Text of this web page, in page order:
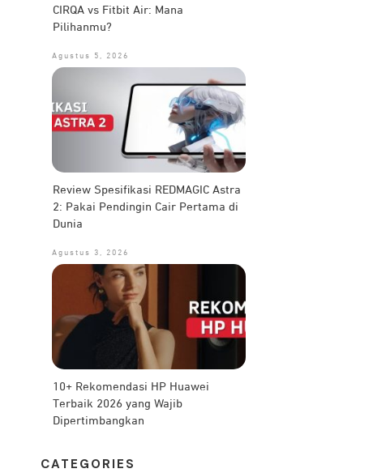
CIRQA vs Fitbit Air: Mana
Pilihanmu?
Agustus 5, 2026
Review Spesifikasi REDMAGIC Astra
2: Pakai Pendingin Cair Pertama di
Dunia
Agustus 3, 2026
10+ Rekomendasi HP Huawei
Terbaik 2026 yang Wajib
Dipertimbangkan
CATEG ORIES